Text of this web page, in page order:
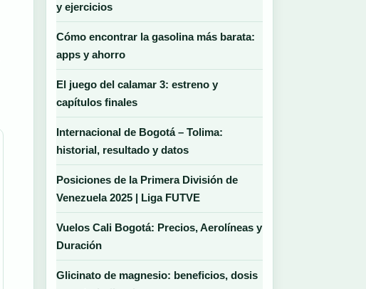
y ejercicios
Cómo encontrar la gasolina más barata:
apps y ahorro
El juego del calamar 3: estreno y
capítulos finales
Internacional de Bogotá – Tolima:
historial, resultado y datos
Posiciones de la Primera División de
Venezuela 2025 | Liga FUTVE
Vuelos Cali Bogotá: Precios, Aerolíneas y
Duración
Glicinato de magnesio: beneficios, dosis